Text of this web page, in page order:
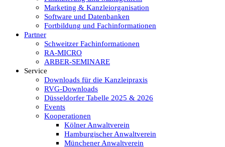
Marketing & Kanzleiorganisation
Software und Datenbanken
Fortbildung und Fachinformationen
Partner
Schweitzer Fachinformationen
RA-MICRO
ARBER-SEMINARE
Service
Downloads für die Kanzleipraxis
RVG-Downloads
Düsseldorfer Tabelle 2025 & 2026
Events
Kooperationen
Kölner Anwaltverein
Hamburgischer Anwaltverein
Münchener Anwaltverein